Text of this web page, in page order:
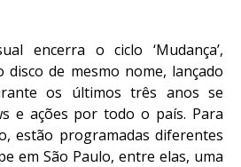
encerra o ciclo ‘Mudança’,
de mesmo nome, lançado
os últimos três anos se
e ações por todo o país. Para
estão programadas diferentes
em São Paulo, entre elas, uma